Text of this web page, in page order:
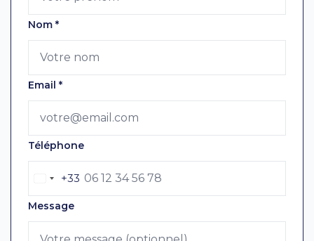
Nom *
Email *
Téléphone
+33
Message